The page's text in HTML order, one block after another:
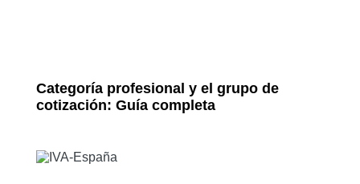
Categoría profesional y el grupo de
cotización: Guía completa